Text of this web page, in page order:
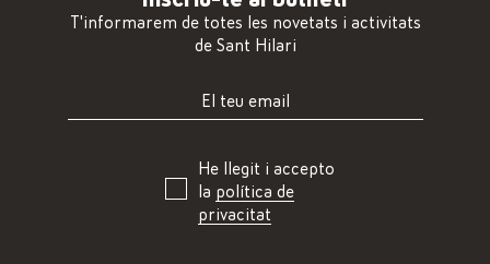
T'informarem de totes les novetats i activitats
de Sant Hilari
He llegit i accepto
la política de
privacitat